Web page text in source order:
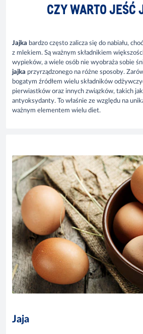
CZY WARTO JEŚĆ
Jajka bardzo często zalicza się do nabiału,
z mlekiem. Są ważnym składnikiem
wypieków, a wiele osób nie wyobraża sobie
jajka przyrządzonego na różne sposoby.
bogatym źródłem wielu składników
pierwiastków oraz innych związków, takich
antyoksydanty. To właśnie ze względu na
ważnym elementem wielu diet.
Jaja